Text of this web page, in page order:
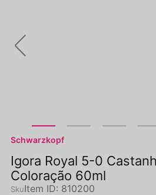
Schwarzkopf
Igora Royal 5-0
Coloração 60ml
Item ID: 810200